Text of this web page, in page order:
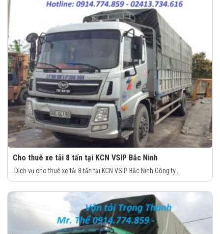
Cho thuê xe tải 8 tấn tại KCN VSIP Bắc Ninh
Dịch vụ cho thuê xe tải 8 tấn tại KCN VSIP Bắc Ninh Công ty...